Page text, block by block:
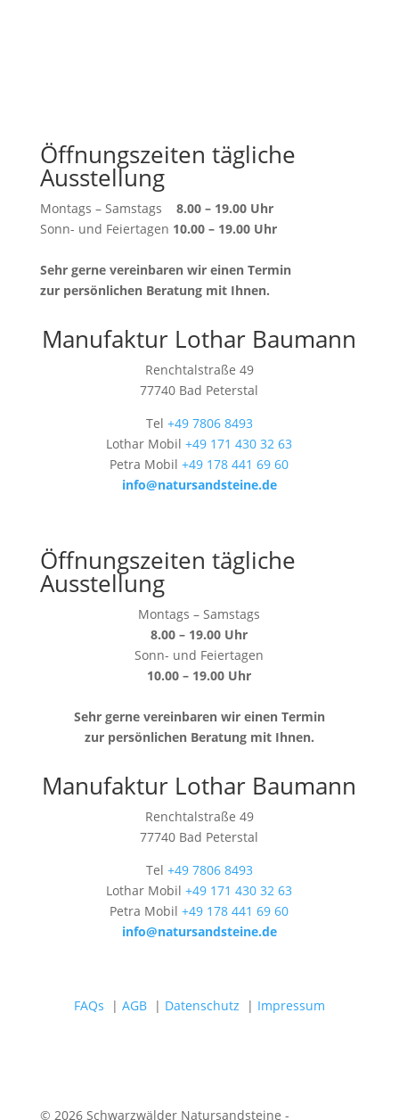
Öffnungszeiten tägliche
Ausstellung
Montags – Samstags 8.00 – 19.00 Uhr
Sonn- und Feiertagen 10.00 – 19.00 Uhr
Sehr gerne vereinbaren wir einen Termin
zur persönlichen Beratung mit Ihnen.
Manufaktur Lothar Baumann
Renchtalstraße 49
77740 Bad Peterstal
Tel +49 7806 8493
Lothar Mobil+49 171 430 32 63
Petra Mobil+49 178 441 69 60
info@natursandsteine.de
Öffnungszeiten tägliche
Ausstellung
Montags – Samstags
8.00 – 19.00 Uhr
Sonn- und Feiertagen
10.00 – 19.00 Uhr
Sehr gerne vereinbaren wir einen Termin
zur persönlichen Beratung mit Ihnen.
Manufaktur Lothar Baumann
Renchtalstraße 49
77740 Bad Peterstal
Tel +49 7806 8493
Lothar Mobil+49 171 430 32 63
Petra Mobil+49 178 441 69 60
info@natursandsteine.de
FAQs | AGB| Datenschutz | Impressum
© 2026 Schwarzwälder Natursandsteine -